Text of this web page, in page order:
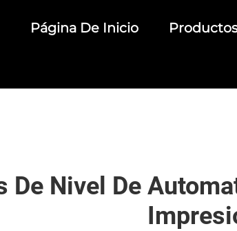
Página De Inicio Productos
De Nivel De